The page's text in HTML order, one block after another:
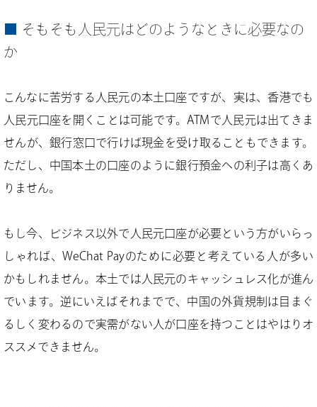
そもそも人民元はどのようなときに必要なの
か
こんなに苦労する人民元の本土口座ですが、実は、香港でも
人民元口座を開くことは可能です。ATMで人民元は出てきま
せんが、銀行窓口で行けば現金を受け取ることもできます。
ただし、中国本土の口座のように銀行預金への利子は高くあ
りません。
もし今、ビジネス以外で人民元口座が必要という方がいらっ
しゃれば、WeChat Payのために必要と考えている人が多い
かもしれません。本土では人民元のキャッシュレス化が進ん
でいます。逆にいえばそれまでで、中国の外貨規制は目まぐ
るしく変わるので実需がない人が口座を持つことはやはりオ
ススメできません。